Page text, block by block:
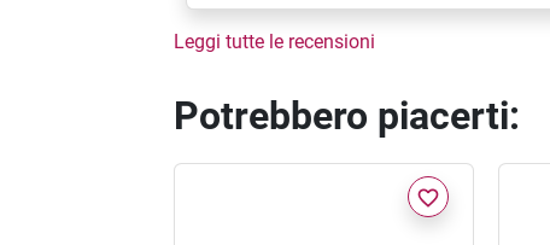
Leggi tutte le recensioni
Potrebbero piacerti:
favorite_border